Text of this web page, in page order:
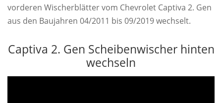
vorderen Wischerblätter vom Chevrolet Captiva 2. Gen
aus den Baujahren 04/2011 bis 09/2019 wechselt.
Captiva 2. Gen Scheibenwischer hinten
wechseln